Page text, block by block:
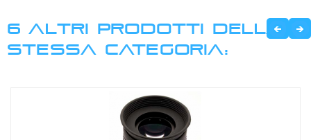
6 ALTRI PRODOTTI DELLA
STESSA CATEGORIA: